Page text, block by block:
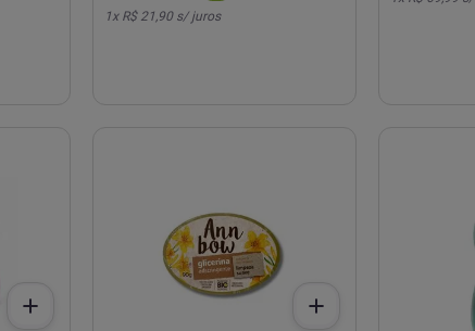
1x R$ 21,90s/ juros